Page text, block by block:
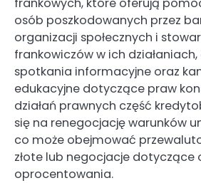
osób poszkodowanych przez
organizacji społecznych i
frankowiczów w ich
spotkania informacyjne oraz
edukacyjne dotyczące praw
działań prawnych część
się na renegocjację warunków
co może obejmować
złote lub negocjacje dotyczące
oprocentowania.